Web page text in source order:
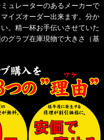
ュレーターのあるメーカーで
イズオーダー出来ます。分か
。精一杯お手伝いさせていた
グラブ在庫現物で大きさ（基